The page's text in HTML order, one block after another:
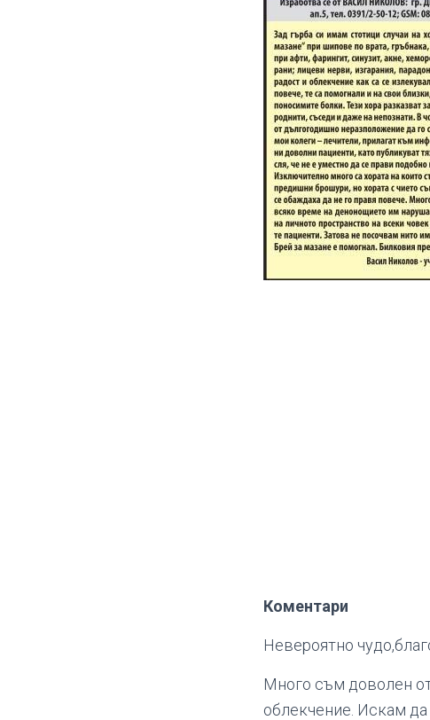
Коментари
Невероятно
Много съм доволен
облекчение. Искам да